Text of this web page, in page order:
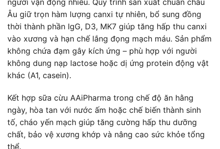
người vận động nhiều. Quy trình sản xuất chuẩn châu
Âu giữ trọn hàm lượng canxi tự nhiên, bổ sung đồng
thời thành phần IgG, D3, MK7 giúp tăng hấp thu canxi
vào xương và hạn chế lắng đọng mạch máu. Sản phẩm
không chứa đạm gây kích ứng – phù hợp với người
không dung nạp lactose hoặc dị ứng protein động vật
khác (A1, casein).
Kết hợp sữa cừu AAiPharma trong chế độ ăn hằng
ngày, hòa tan với nước ấm hoặc chế biến thành sinh
tố, cháo yến mạch giúp tăng cường hấp thu dưỡng
chất, bảo vệ xương khớp và nâng cao sức khỏe tổng
thể.